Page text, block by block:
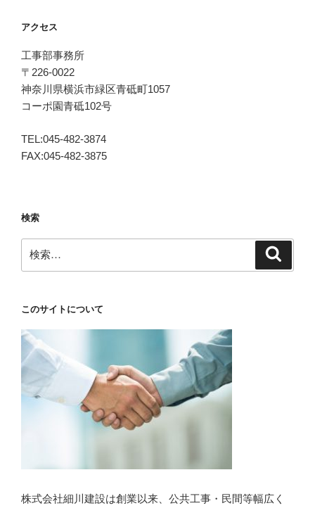
ン
アクセス
工事部事務所
〒226-0022
神奈川県横浜市緑区青砥町1057
コーポ園青砥102号
TEL:045-482-3874
FAX:045-482-3875
検索
索:
このサイトについて
株式会社細川建設は創業以来、公共工事・民間等幅広く